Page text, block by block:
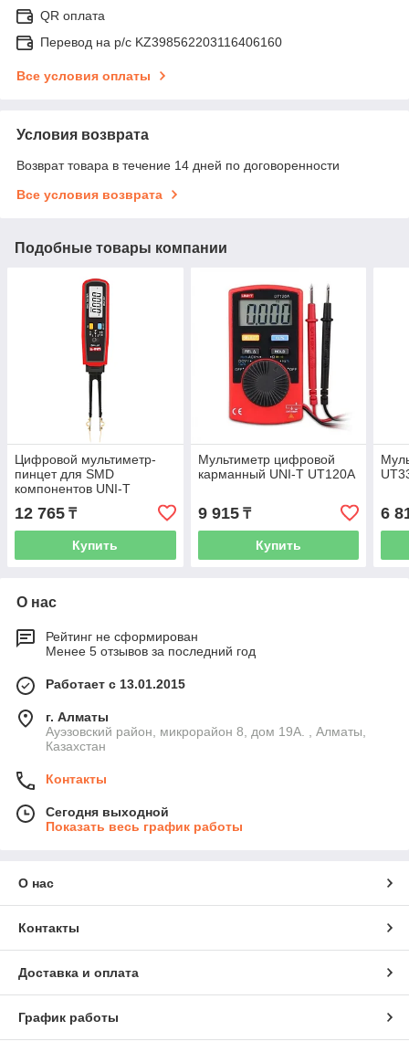
QR оплата
Перевод на р/с KZ398562203116406160
Все условия оплаты
Условия возврата
Возврат товара в течение 14 дней по договоренности
Все условия возврата
Подобные товары компании
Цифровой мультиметр-
пинцет для SMD
компонентов UNI-T
12 765 ₸
Купить
Мультиметр цифровой
карманный UNI-T UT120A
9 915₸
Купить
6
О нас
Рейтинг не сформирован
Менее 5 отзывов за последний год
Работает с 13.01.2015
г. Алматы
Ауэзовский район, микрорайон 8, дом 19А. , Алматы,
Казахстан
Контакты
Сегодня выходной
Показать весь график работы
О нас
Контакты
Доставка и оплата
График работы